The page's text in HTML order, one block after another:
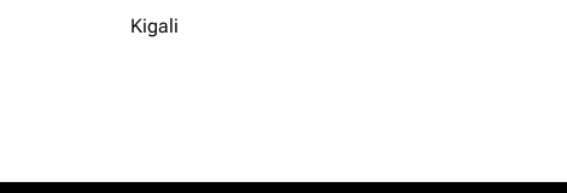
Kigali